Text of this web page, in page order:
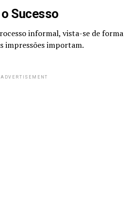
Sucesso
informal, vista-se de forma
impressões importam.
ADVERTISEMENT